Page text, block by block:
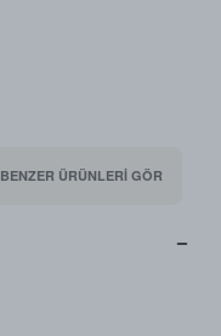
BENZER ÜRÜNLERİ GÖR